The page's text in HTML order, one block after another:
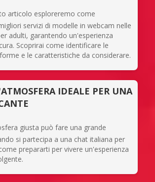
articolo esploreremo come
servizi di modelle in webcam nelle
adulti, garantendo un'esperienza
Scoprirai come identificare le
e le caratteristiche da considerare.
IDEALE PER UNA
giusta può fare una grande
si partecipa a una chat italiana per
prepararti per vivere un'esperienza